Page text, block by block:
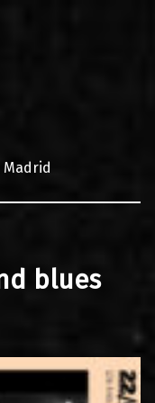
Madrid
blues